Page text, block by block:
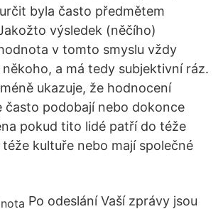
byla často předmětem
výsledek (něčího)
v tomto smyslu vždy
a má tedy subjektivní ráz.
ukazuje, že hodnocení
často podobají nebo dokonce
pokud tito lidé patří do téže
kultuře nebo mají společné
Po odeslání Vaší zprávy jsou